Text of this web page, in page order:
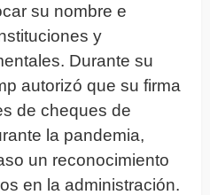
su nombre e
y
Durante su
autorizó que su firma
de cheques de
la pandemia,
un reconocimiento
en la administración.